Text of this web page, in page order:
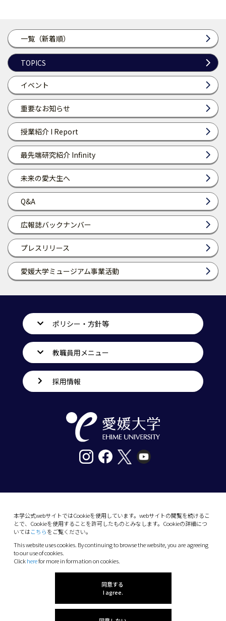
一覧（新着順）
TOPICS
イベント
重要なお知らせ
授業紹介 I Report
最先端研究紹介 Infinity
未来の愛大生へ
Q&A
広報誌バックナンバー
プレスリリース
愛媛大学ミュージアム事業活動
本学公式webサイトではCookieを使用しています。webサイトの閲覧を続けるこ
とで、Cookieを使用することを許可したものとみなします。Cookieの詳細につ
いてはこちらをご覧ください。
This website uses cookies. By continuing to browse the website, you are agreeing
to our use of cookies.
Clickherefor more in formation on cookies.
同意する
I agree.
ポリシー・方針等
教職員用メニュー
採用情報
10-13 Dogo-Himata, Matsuyama, Ehime 790-
Phone: +81 89-927-9000
(C) 2026 Ehime University.